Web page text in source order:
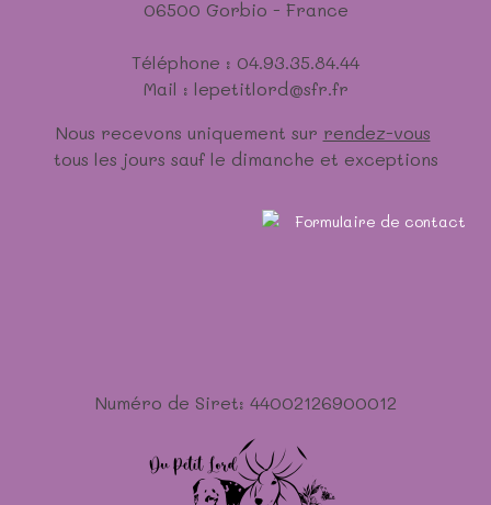
06500 Gorbio - France
Téléphone : 04.93.35.84.44
Mail : lepetitlord@sfr.fr
Nous recevons uniquement sur rendez-vous
tous les jours sauf le dimanche et exceptions
Numéro de Siret: 44002126900012